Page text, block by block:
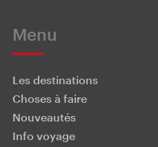
Menu
Les destinations
Choses à faire
Nouveautés
Info voyage